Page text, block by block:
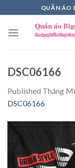
to
content
QUẦN ÁO
DSC06166
Published Tháng
DSC06166